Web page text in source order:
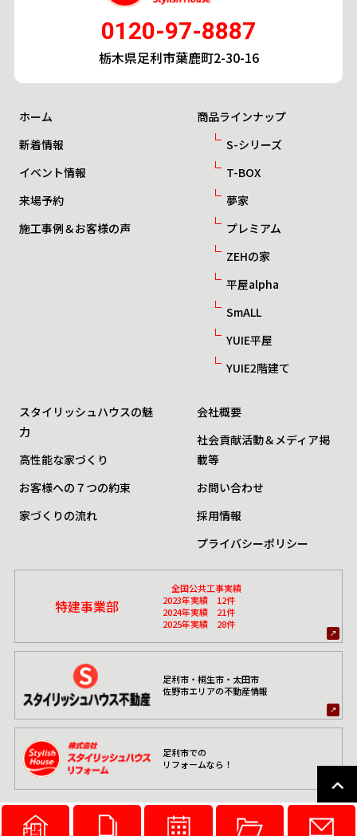
0120-97-8887
栃木県足利市葉鹿町2-30-16
ホーム
新着情報
イベント情報
来場予約
施工事例＆お客様の声
商品ラインナップ
S-シリーズ
T-BOX
夢家
プレミアム
ZEHの家
平屋alpha
SmALL
YUIE平屋
YUIE2階建て
スタイリッシュハウスの魅
力
高性能な家づくり
お客様への７つの約束
家づくりの流れ
会社概要
社会貢献活動＆メディア掲
載等
お問い合わせ
採用情報
プライバシーポリシー
特建事業部
全国公共工事実績
2023年実績 12件
2024年実績 21件
2025年実績 28件
足利市・桐生市・太田市
佐野市エリアの不動産情報
足利市での
リフォームなら！